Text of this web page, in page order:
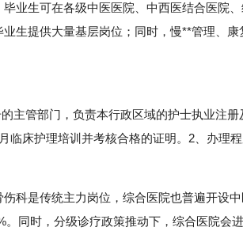
生可在各级中医医院、中西医结合医院、
生提供大量基层岗位；同时，慢**管理、康
管部门，负责本行政区域的护士执业注册
床护理培训并考核合格的证明。2、办理程
科是传统主力岗位，综合医院也普遍开设
同时，分级诊疗政策推动下，综合医院会